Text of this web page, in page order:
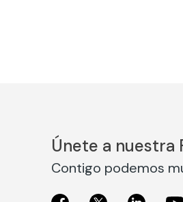
Únete a nuestra
Contigo podemos